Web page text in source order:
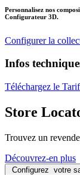
Personnalisez nos
Configurateur 3D.
Configurer la
Infos
Téléchargez le
Store
Trouvez un
Découvrez-en plus
Configurez votre